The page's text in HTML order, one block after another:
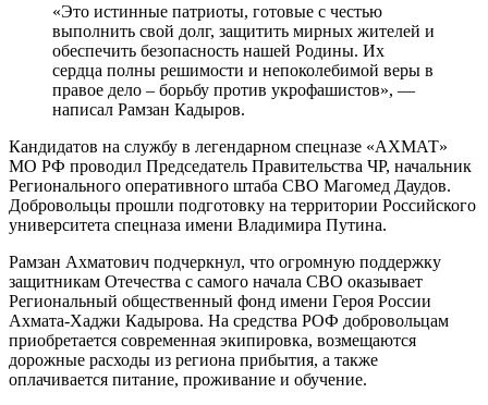
«Это истинные патриоты, готовые с честью
выполнить свой долг, защитить мирных жителей и
обеспечить безопасность нашей Родины. Их
сердца полны решимости и непоколебимой веры в
правое дело – борьбу против укрофашистов», —
написал Рамзан Кадыров.
Кандидатов на службу в легендарном спецназе «АХМАТ»
МО РФ проводил Председатель Правительства ЧР, начальник
Регионального оперативного штаба СВО Магомед Даудов.
Добровольцы прошли подготовку на территории Российского
университета спецназа имени Владимира Путина.
Рамзан Ахматович подчеркнул, что огромную поддержку
защитникам Отечества с самого начала СВО оказывает
Региональный общественный фонд имени Героя России
Ахмата-Хаджи Кадырова. На средства РОФ добровольцам
приобретается современная экипировка, возмещаются
дорожные расходы из региона прибытия, а также
оплачивается питание, проживание и обучение.